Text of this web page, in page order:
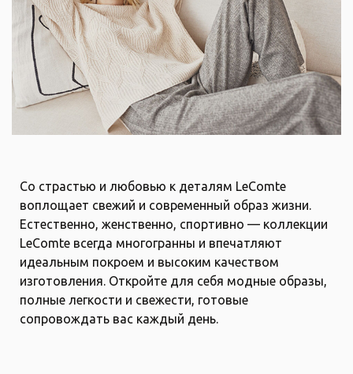
Investors
Locations
Contact
Со страстью и любовью к деталям LeComte
воплощает свежий и современный образ жизни.
Естественно, женственно, спортивно — коллекции
LeComte всегда многогранны и впечатляют
идеальным покроем и высоким качеством
изготовления. Откройте для себя модные образы,
полные легкости и свежести, готовые
сопровождать вас каждый день.